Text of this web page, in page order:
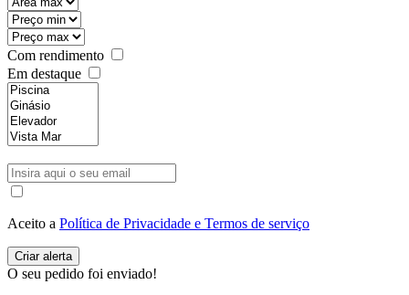
Com rendimento
Em destaque
Aceito a Política de Privacidade e Termos de serviço
O seu pedido foi enviado!